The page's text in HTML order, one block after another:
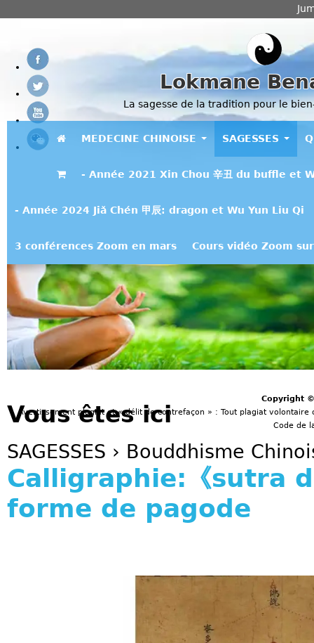
Lokmane
La sagesse de la tradition pour le
MEDECINE CHINOISE SAGESSES
- Année 2021 Xin Chou 辛丑 du buffle et
- Année 2024 Jiǎ Chén 甲辰: dragon et Wu Yun Liu Qi
3 conférences Zoom en mars Cours vidéo Zoom
Vous êtes ici
SAGESSES › Bouddhisme
Calligraphie:《sutra
forme de pagode
Copyright
Avertissement plagiat et « délit de contrefaçon » : Tout plagiat
Code de